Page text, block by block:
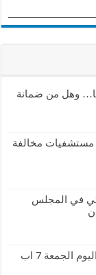
وهل من ضمانة
مخالفة
في المجلس
almontasher:رصيف صحافة اليوم الجمعة 7 اب